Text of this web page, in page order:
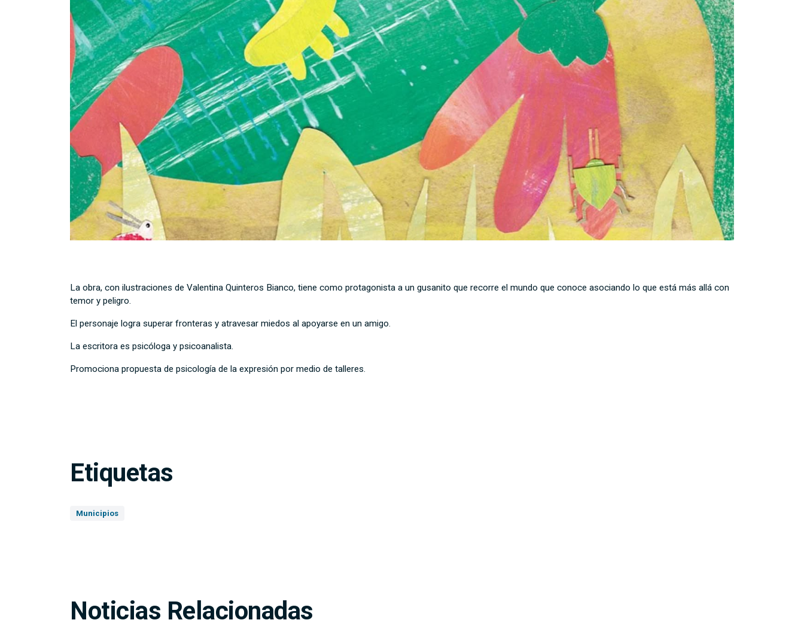
La obra, con ilustraciones de Valentina Quinteros Bianco, tiene como protagonista a un gusanito que recorre el mundo que conoce asociando lo que está más allá con
temor y peligro.
El personaje logra superar fronteras y atravesar miedos al apoyarse en un amigo.
La escritora es psicóloga y psicoanalista.
Promociona propuesta de psicología de la expresión por medio de talleres.
Etiquetas
Municipios
Noticias Relacionadas